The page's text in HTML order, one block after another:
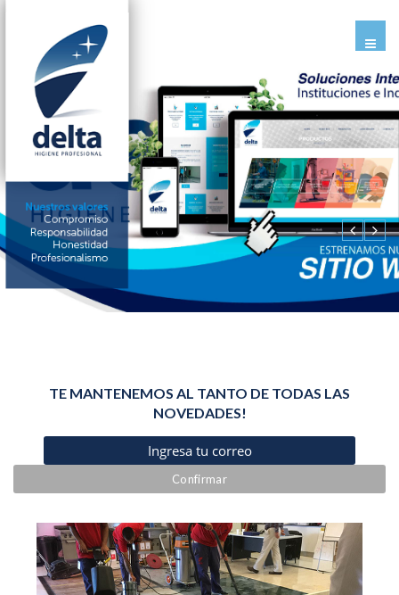
TE MANTENEMOS AL TANTO DE TODAS LAS
NOVEDADES!